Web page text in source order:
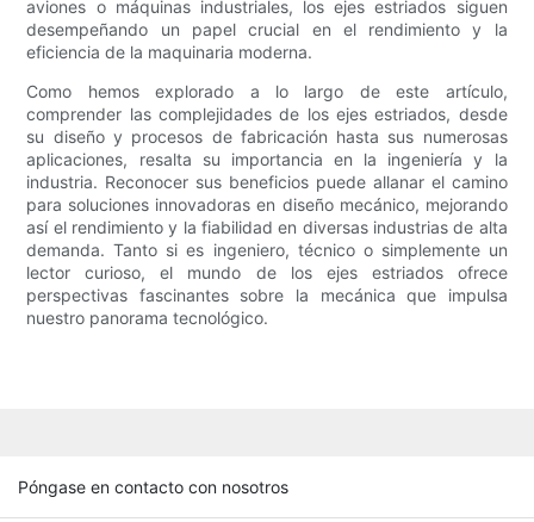
aviones o máquinas industriales, los ejes estriados siguen
desempeñando un papel crucial en el rendimiento y la
eficiencia de la maquinaria moderna.
Como hemos explorado a lo largo de este artículo,
comprender las complejidades de los ejes estriados, desde
su diseño y procesos de fabricación hasta sus numerosas
aplicaciones, resalta su importancia en la ingeniería y la
industria. Reconocer sus beneficios puede allanar el camino
para soluciones innovadoras en diseño mecánico, mejorando
así el rendimiento y la fiabilidad en diversas industrias de alta
demanda. Tanto si es ingeniero, técnico o simplemente un
lector curioso, el mundo de los ejes estriados ofrece
perspectivas fascinantes sobre la mecánica que impulsa
nuestro panorama tecnológico.
Póngase en contacto con nosotros